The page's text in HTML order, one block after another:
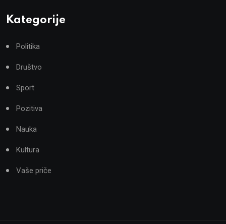
Kategorije
Politika
Društvo
Sport
Pozitiva
Nauka
Kultura
Vaše priče